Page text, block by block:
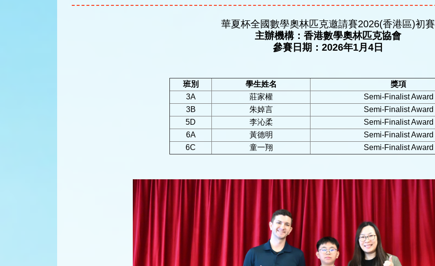
華夏杯全國數學奧林匹克邀請賽2026(香港區)初賽
主辦機構：香港數學奧林匹克協會
參賽日期：2026年1月4日
班別 學生姓名
獎項
3A
莊家權
Semi-Finalist Award
3B
朱婥言
Semi-Finalist Award
5D
李沁柔
Semi-Finalist Award
6A
黃德明
Semi-Finalist Award
6C
童一翔 Semi-Finalist Award